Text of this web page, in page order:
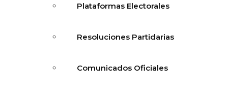
Plataformas Electorales
Resoluciones Partidarias
Comunicados Oficiales